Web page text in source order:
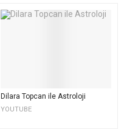
Dilara Topcan ile Astroloji
YOUTUBE